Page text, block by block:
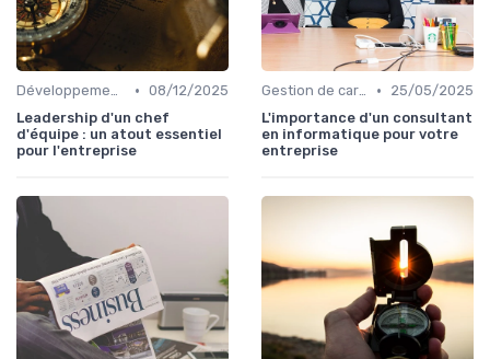
Développement personnel • 08/12/2025
Leadership d'un chef
d'équipe : un atout essentiel
pour l'entreprise
Gestion de carrière •
25/05/2025
L'importance d'un consultant
en informatique pour votre
entreprise